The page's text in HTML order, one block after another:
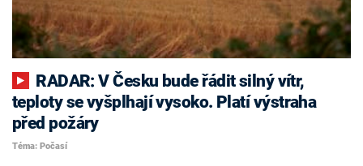
teploty se vyšplhají vysoko. Platí výstraha
před požáry
Téma: Počasí